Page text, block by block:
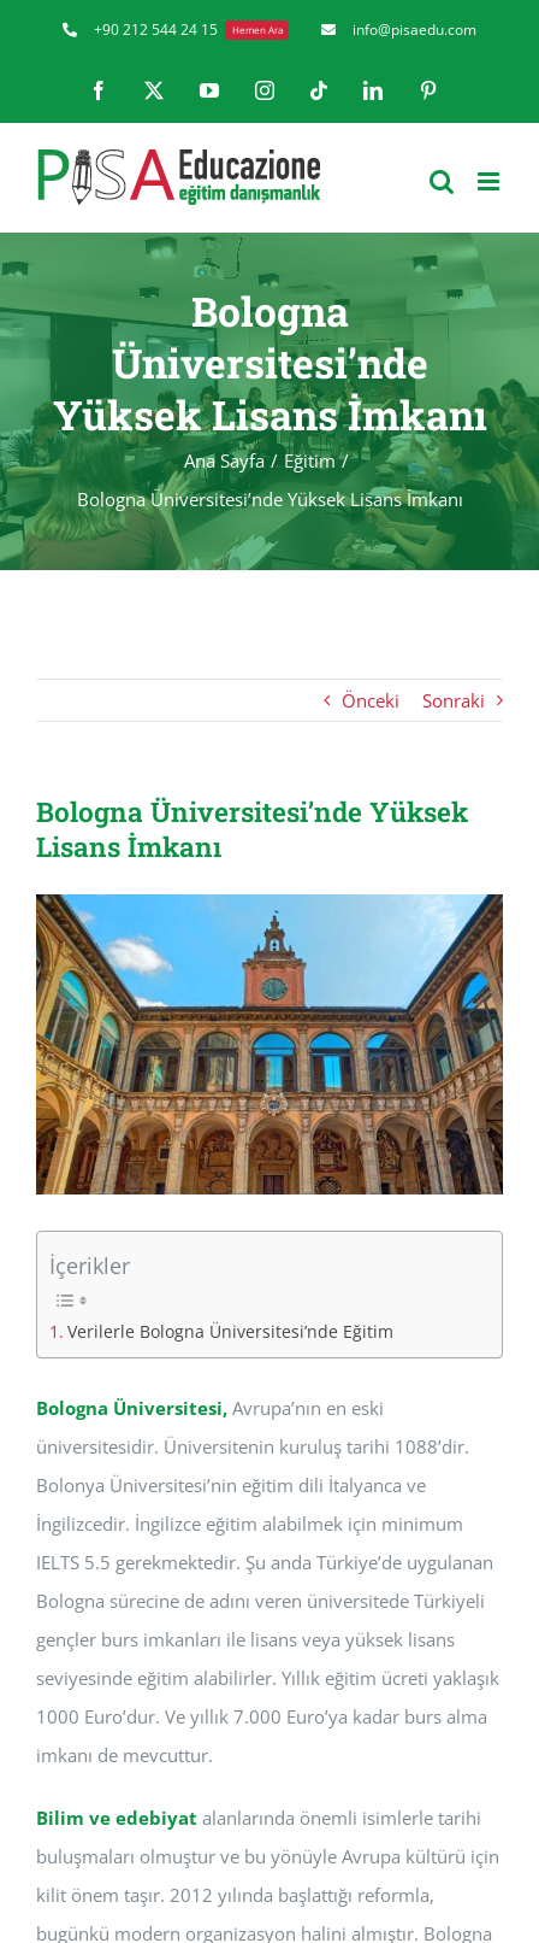
+90 212 544 24 15 Hemen Ara info@pisaedu.com
Facebook YouTubeInstagramTiktok LinkedIn
Bologna
Üniversitesi’nde
Yüksek Lisans İmkanı
Ana Sayfa
Eğitim
Bologna Üniversitesi’nde Yüksek Lisans İmkanı
Önceki Sonraki
Bologna Üniversitesi’nde Yüksek
Lisans İmkanı
View
Larger
Image
İçerikler
Verilerle Bologna Üniversitesi’nde Eğitim
Bologna Üniversitesi, Avrupa’nın en eski
üniversitesidir. Üniversitenin kuruluş tarihi 1088’dir.
Bolonya Üniversitesi’nin eğitim dili İtalyanca ve
İngilizcedir. İngilizce eğitim alabilmek için minimum
IELTS 5.5 gerekmektedir. Şu anda Türkiye’de uygulanan
Bologna sürecine de adını veren üniversitede Türkiyeli
gençler burs imkanları ile lisans veya yüksek lisans
seviyesinde eğitim alabilirler. Yıllık eğitim ücreti yaklaşık
1000 Euro’dur. Ve yıllık 7.000 Euro’ya kadar burs alma
imkanı de mevcuttur.
Bilim ve edebiyat alanlarında önemli isimlerle tarihi
buluşmaları olmuştur ve bu yönüyle Avrupa kültürü için
kilit önem taşır. 2012 yılında başlattığı reformla,
bugünkü modern organizasyon halini almıştır. Bologna